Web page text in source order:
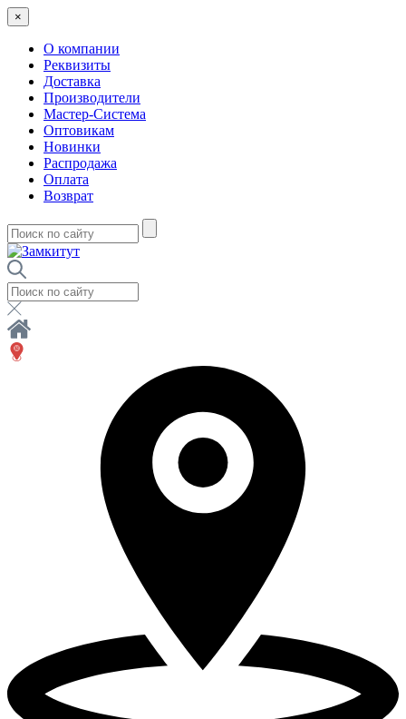
×
О компании
Реквизиты
Доставка
Производители
Мастер-Система
Оптовикам
Новинки
Распродажа
Оплата
Возврат